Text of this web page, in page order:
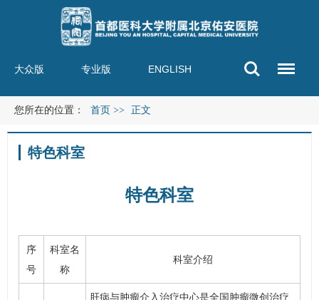
大众版 专业版 ENGLISH
您所在的位置： 首页 >> 正文
特色科室
特色科室
序
号
科室名
称
科室介绍
肝病与肿瘤介入治疗中心是全国肿瘤微创治疗